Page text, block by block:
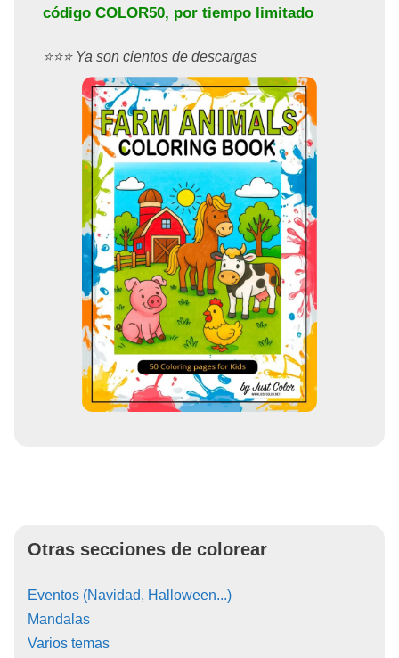
código COLOR50, por tiempo limitado
⭐️⭐️⭐️ Ya son cientos de descargas
Otras secciones de colorear
Eventos (Navidad, Halloween...)
Mandalas
Varios temas